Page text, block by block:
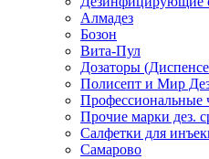
Алмадез
Бозон
Вита-Пул
Дозаторы
Полисепт и Мир
Профессиональные
Прочие марки дез.
Салфетки для
Самарово